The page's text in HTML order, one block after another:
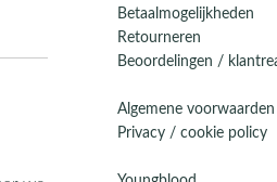
Betaalmogelijkheden
Retourneren
Beoordelingen /
Algemene voorwaarden
Privacy / cookie policy